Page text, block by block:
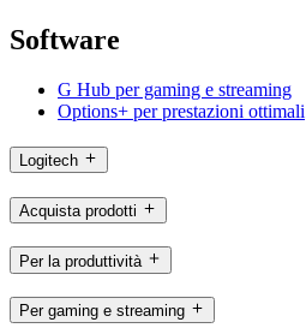
Software
G Hub per gaming e streaming
Options+ per prestazioni ottimali
Logitech
Acquista prodotti
Per la produttività
Per gaming e streaming